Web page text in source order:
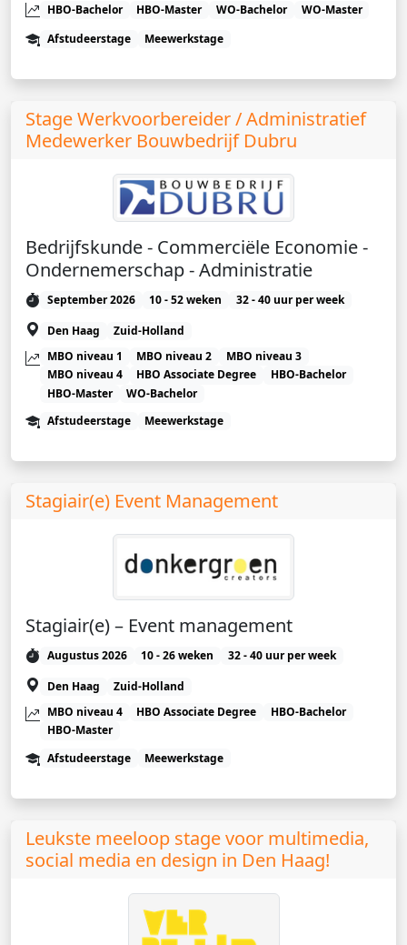
HBO-Bachelor
HBO-Master WO-Bachelor
WO-Master
Afstudeerstage
Meewerkstage
Stage Werkvoorbereider / Administratief
Medewerker Bouwbedrijf Dubru
Bedrijfskunde - Commerciële Economie -
Ondernemerschap - Administratie
September 2026 10 - 52 weken
32 - 40 uur per week
Den Haag
Zuid-Holland
MBO niveau 1
MBO niveau 2
MBO niveau 3
MBO niveau 4
HBO Associate Degree
HBO-Bachelor
HBO-Master
WO-Bachelor
Afstudeerstage
Meewerkstage
Stagiair(e) Event Management
Stagiair(e) – Event management
Augustus 2026 10 - 26 weken
32 - 40 uur per week
Den Haag
Zuid-Holland
MBO niveau 4
HBO Associate Degree
HBO-Bachelor
HBO-Master
Afstudeerstage
Meewerkstage
Leukste meeloop stage voor multimedia,
social media en design in Den Haag!